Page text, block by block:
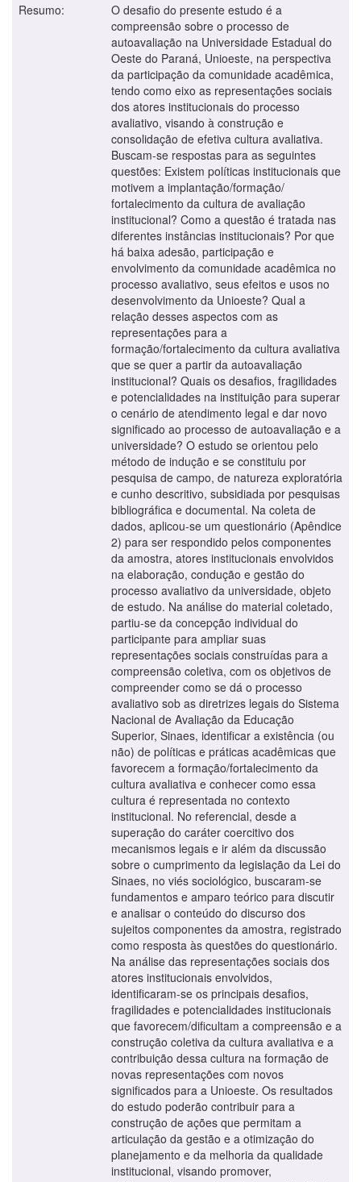
Resumo:
O desafio do presente estudo é a
compreensão sobre o processo de
autoavaliação na Universidade Estadual do
Oeste do Paraná, Unioeste, na perspectiva
da participação da comunidade acadêmica,
tendo como eixo as representações sociais
dos atores institucionais do processo
avaliativo, visando à construção e
consolidação de efetiva cultura avaliativa.
Buscam-se respostas para as seguintes
questões: Existem políticas institucionais que
motivem a implantação/formação/
fortalecimento da cultura de avaliação
institucional? Como a questão é tratada nas
diferentes instâncias institucionais? Por que
há baixa adesão, participação e
envolvimento da comunidade acadêmica no
processo avaliativo, seus efeitos e usos no
desenvolvimento da Unioeste? Qual a
relação desses aspectos com as
representações para a
formação/fortalecimento da cultura avaliativa
que se quer a partir da autoavaliação
institucional? Quais os desafios, fragilidades
e potencialidades na instituição para superar
o cenário de atendimento legal e dar novo
significado ao processo de autoavaliação e a
universidade? O estudo se orientou pelo
método de indução e se constituiu por
pesquisa de campo, de natureza exploratória
e cunho descritivo, subsidiada por pesquisas
bibliográfica e documental. Na coleta de
dados, aplicou-se um questionário (Apêndice
2) para ser respondido pelos componentes
da amostra, atores institucionais envolvidos
na elaboração, condução e gestão do
processo avaliativo da universidade, objeto
de estudo. Na análise do material coletado,
partiu-se da concepção individual do
participante para ampliar suas
representações sociais construídas para a
compreensão coletiva, com os objetivos de
compreender como se dá o processo
avaliativo sob as diretrizes legais do Sistema
Nacional de Avaliação da Educação
Superior, Sinaes, identificar a existência (ou
não) de políticas e práticas acadêmicas que
favorecem a formação/fortalecimento da
cultura avaliativa e conhecer como essa
cultura é representada no contexto
institucional. No referencial, desde a
superação do caráter coercitivo dos
mecanismos legais e ir além da discussão
sobre o cumprimento da legislação da Lei do
Sinaes, no viés sociológico, buscaram-se
fundamentos e amparo teórico para discutir
e analisar o conteúdo do discurso dos
sujeitos componentes da amostra, registrado
como resposta às questões do questionário.
Na análise das representações sociais dos
atores institucionais envolvidos,
identificaram-se os principais desafios,
fragilidades e potencialidades institucionais
que favorecem/dificultam a compreensão e a
construção coletiva da cultura avaliativa e a
contribuição dessa cultura na formação de
novas representações com novos
significados para a Unioeste. Os resultados
do estudo poderão contribuir para a
construção de ações que permitam a
articulação da gestão e a otimização do
planejamento e da melhoria da qualidade
institucional, visando promover,